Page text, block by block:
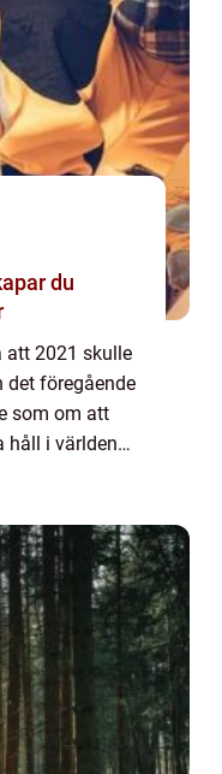
att 2021 skulle
det föregående
som om att
håll i världen